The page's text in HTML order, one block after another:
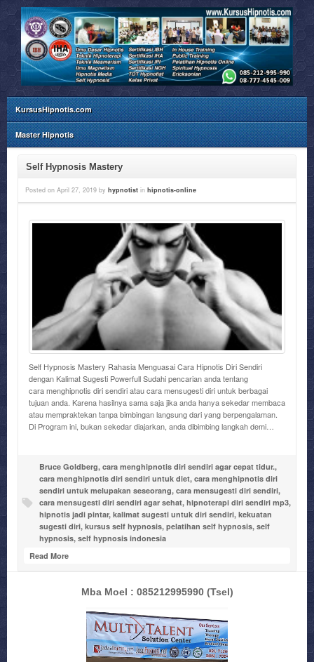
KursusHipnotis.com
Master Hipnotis
Self Hypnosis Mastery
Posted on April 27, 2019 by hypnotist in hipnotis-online
Self Hypnosis Mastery Rahasia Menguasai Cara Hipnotis Diri Sendiri
dengan Kalimat Sugesti Powerfull Sudahi pencarian anda tentang
cara menghipnotis diri sendiri atau cara mensugesti diri untuk berbagai
tujuan anda. Karena hasilnya sama saja jika anda hanya sekedar membaca
atau mempraktekan tanpa bimbingan langsung dari yang berpengalaman.
Di Program ini, bukan sekedar diajarkan, anda dibimbing langkah demi…
Bruce Goldberg, cara menghipnotis diri sendiri agar cepat tidur.,
cara menghipnotis diri sendiri untuk diet, cara menghipnotis diri
sendiri untuk melupakan seseorang, cara mensugesti diri sendiri,
cara mensugesti diri sendiri agar sehat, hipnoterapi diri sendiri mp3,
hipnotis jadi pintar, kalimat sugesti untuk diri sendiri, kekuatan
sugesti diri, kursus self hypnosis, pelatihan self hypnosis, self
hypnosis, self hypnosis indonesia
Read More
Mba Moel : 085212995990(Tsel)